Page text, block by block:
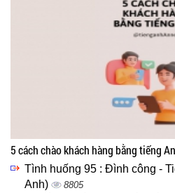
5 cách chào khách hàng bằng tiếng
Tình huống 95 : Đình công -
Anh)
8805